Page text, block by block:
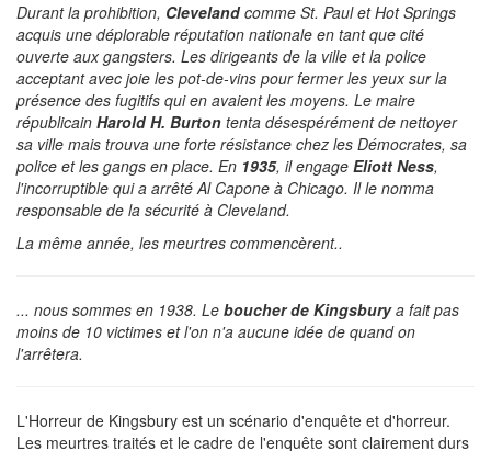
Durant la prohibition, Clevelandcomme St. Paul et Hot Springs
acquis une déplorable réputation nationale en tant que cité
ouverte aux gangsters. Les dirigeants de la ville et la police
acceptant avec joie les pot-de-vins pour fermer les yeux sur la
présence des fugitifs qui en avaient les moyens. Le maire
républicain Harold H. Burton tenta désespérément de nettoyer
sa ville mais trouva une forte résistance chez les Démocrates, sa
police et les gangs en place. En 1935, il engage Eliott Ness,
l'incorruptible qui a arrêté Al Capone à Chicago. Il le nomma
responsable de la sécurité à Cleveland.
La même année, les meurtres commencèrent..
... nous sommes en 1938. Le boucher de Kingsburya fait pas
moins de 10 victimes et l'on n'a aucune idée de quand on
l'arrêtera.
L'Horreur de Kingsbury est un scénario d'enquête et d'horreur.
Les meurtres traités et le cadre de l'enquête sont clairement durs